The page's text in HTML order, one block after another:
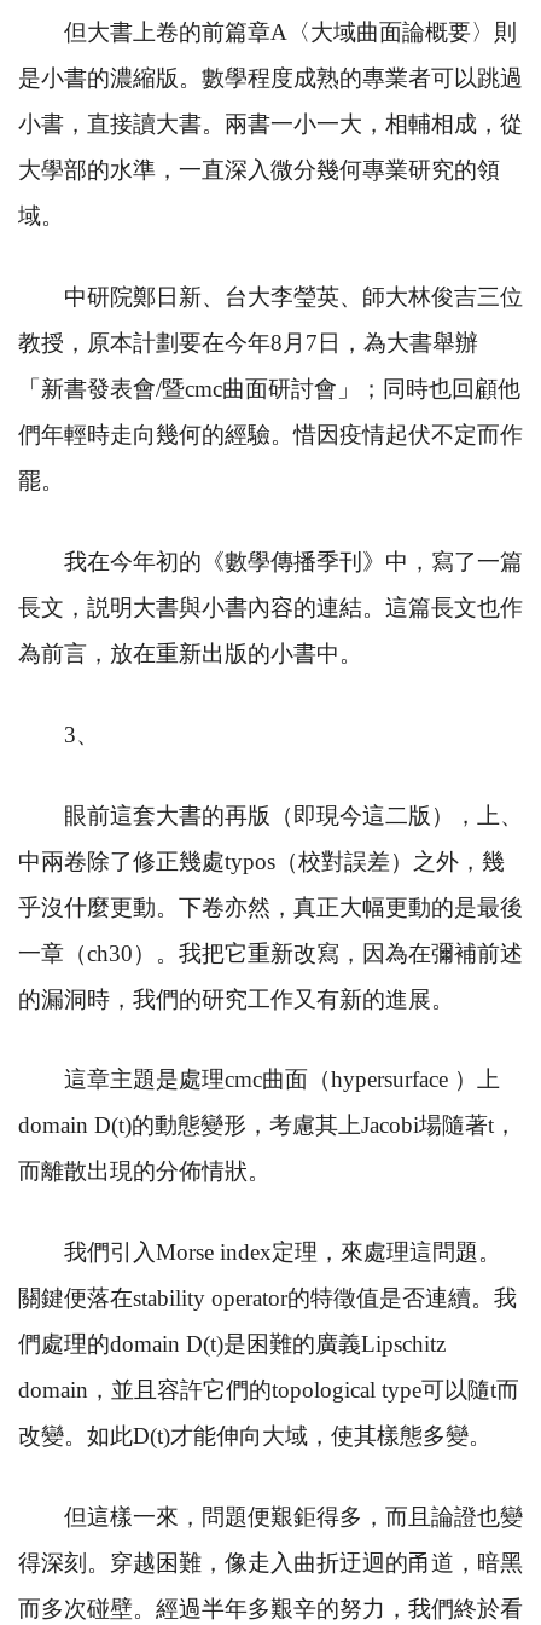
但大書上卷的前篇章A 〈大域曲面論概要〉則
是小書的濃縮版。數學程度成熟的專業者可以跳過
小書，直接讀大書。兩書一小一大，相輔相成，從
大學部的水準，一直深入微分幾何專業研究的領
域。
中研院鄭日新、台大李瑩英、師大林俊吉三位
教授，原本計劃要在今年8月 7 日，為大書舉辦
「新書發表會/暨cmc曲面研討會」；同時也回顧他
們年輕時走向幾何的經驗。惜因疫情起伏不定而作
罷。
我在今年初的《數學傳播季刊》中，寫了一篇
長文，説明大書與小書內容的連結。這篇長文也作
為前言，放在重新出版的小書中。
3、
眼前這套大書的再版（即現今這二版），上、
中兩卷除了修正幾處typos （校對誤差）之外，幾
乎沒什麼更動。下卷亦然，真正大幅更動的是最後
一章（ch30）。我把它重新改寫，因為在彌補前述
的漏洞時，我們的研究工作又有新的進展。
這章主題是處理cmc曲面（hypersurface ）上
domain D(t)的動態變形，考慮其上Jacobi場隨著t ，
而離散出現的分佈情狀。
我們引入Morse index定理，來處理這問題。
關鍵便落在stability operator的特徵值是否連續。我
們處理的domain D(t)是困難的廣義Lipschitz
domain ，並且容許它們的topological type可以隨t而
改變。如此D(t)才能伸向大域，使其樣態多變。
但這樣一來，問題便艱鉅得多，而且論證也變
得深刻。穿越困難，像走入曲折迂迴的甬道，暗黑
而多次碰壁。經過半年多艱辛的努力，我們終於看